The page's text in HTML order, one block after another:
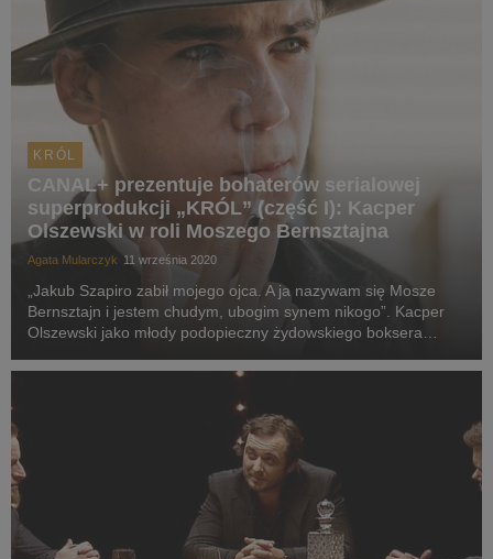
KRÓL
CANAL+ prezentuje bohaterów serialowej
superprodukcji „KRÓL” (część I): Kacper
Olszewski w roli Moszego Bernsztajna
Agata Mularczyk 11 września 2020
„Jakub Szapiro zabił mojego ojca. A ja nazywam się Mosze
Bernsztajn i jestem chudym, ubogim synem nikogo”. Kacper
Olszewski jako młody podopieczny żydowskiego boksera